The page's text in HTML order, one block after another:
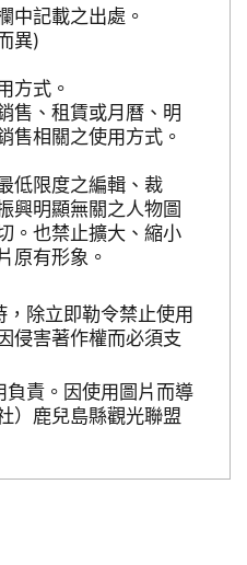
中記載之出處。
異)
方式。
售、租賃或月曆、明
售相關之使用方式。
低限度之編輯、裁
興明顯無關之人物圖
。也禁止擴大、縮小
原有形象。
除立即勒令禁止使用
侵害著作權而必須支
責。因使用圖片而導
）鹿兒島縣觀光聯盟